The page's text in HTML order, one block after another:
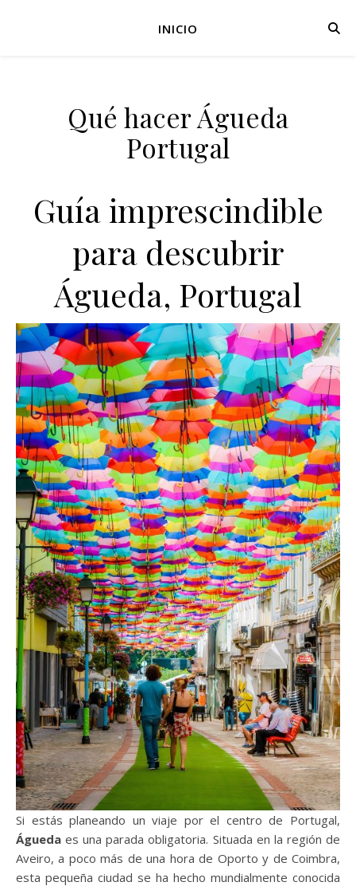
INICIO
Qué hacer Águeda
Portugal
Guía imprescindible
para descubrir
Águeda, Portugal
Si estás planeando un viaje por el centro de Portugal,
Águeda es una parada obligatoria. Situada en la región de
Aveiro, a poco más de una hora de Oporto y de Coimbra,
esta pequeña ciudad se ha hecho mundialmente conocida